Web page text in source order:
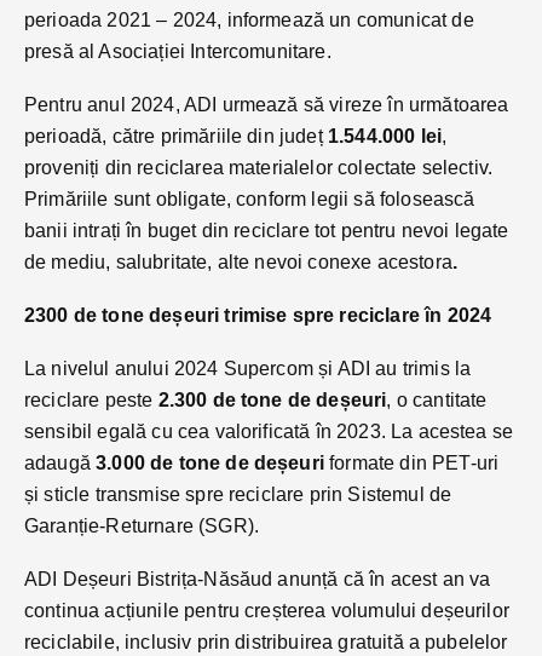
perioada 2021 – 2024, informează un comunicat de
presă al Asociației Intercomunitare.
Pentru anul 2024, ADI urmează să vireze în următoarea
perioadă, către primăriile din județ 1.544.000 lei,
proveniți din reciclarea materialelor colectate selectiv.
Primăriile sunt obligate, conform legii să folosească
banii intrați în buget din reciclare tot pentru nevoi legate
de mediu, salubritate, alte nevoi conexe acestora.
2300 de tone deșeuri trimise spre reciclare în 2024
La nivelul anului 2024 Supercom și ADI au trimis la
reciclare peste 2.300 de tone de deșeuri, o cantitate
sensibil egală cu cea valorificată în 2023. La acestea se
adaugă3.000 de tone de deșeuriformate din PET-uri
și sticle transmise spre reciclare prin Sistemul de
Garanție-Returnare (SGR).
ADI Deșeuri Bistrița-Năsăud anunță că în acest an va
continua acțiunile pentru creșterea volumului deșeurilor
reciclabile, inclusiv prin distribuirea gratuită a pubelelor